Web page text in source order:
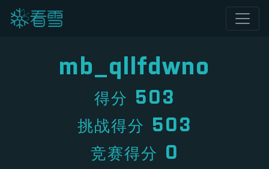
mb_qllfdwno
得分 503
挑战得分 503
竞赛得分 0